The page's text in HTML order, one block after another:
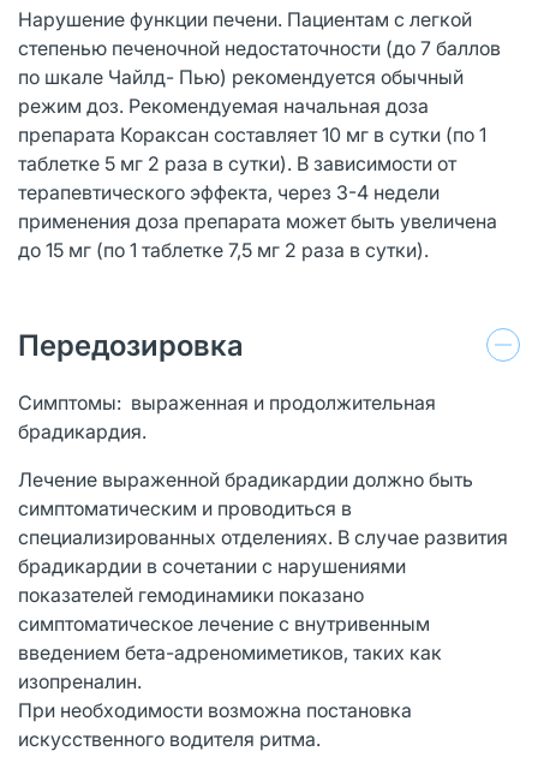
Нарушение функции печени. Пациентам с легкой
степенью печеночной недостаточности (до 7 баллов
по шкале Чайлд- Пью) рекомендуется обычный
режим доз. Рекомендуемая начальная доза
препарата Кораксан составляет 10 мг в сутки (по 1
таблетке 5 мг 2 раза в сутки). В зависимости от
терапевтического эффекта, через 3-4 недели
применения доза препарата может быть увеличена
до 15 мг (по 1 таблетке 7,5 мг 2 раза в сутки).
Передозировка
Симптомы: выраженная и продолжительная
брадикардия.
Лечение выраженной брадикардии должно быть
симптоматическим и проводиться в
специализированных отделениях. В случае развития
брадикардии в сочетании с нарушениями
показателей гемодинамики показано
симптоматическое лечение с внутривенным
введением бета-адреномиметиков, таких как
изопреналин.
При необходимости возможна постановка
искусственного водителя ритма.